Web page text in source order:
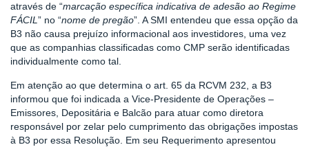
através de “marcação específica indicativa de adesão ao Regime
FÁCIL ” no “nome de pregão”. A SMI entendeu que essa opção da
B3 não causa prejuízo informacional aos investidores, uma vez
que as companhias classificadas como CMP serão identificadas
individualmente como tal.
Em atenção ao que determina o art. 65 da RCVM 232, a B3
informou que foi indicada a Vice-Presidente de Operações –
Emissores, Depositária e Balcão para atuar como diretora
responsável por zelar pelo cumprimento das obrigações impostas
à B3 por essa Resolução. Em seu Requerimento apresentou